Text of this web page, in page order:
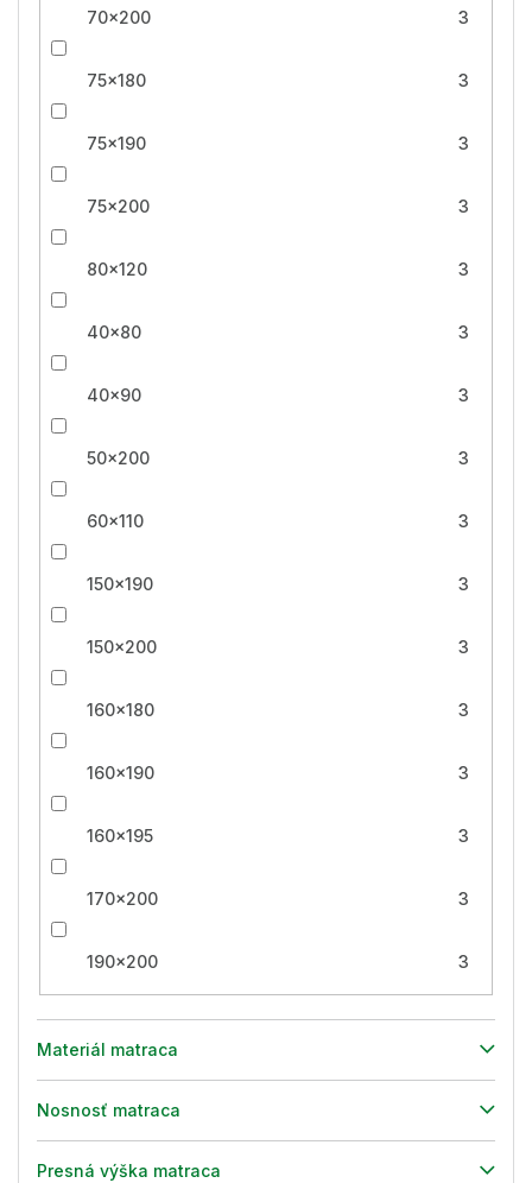
70x200 3
75x180 3
75x190 3
75x200 3
80x120 3
40x80 3
40x90 3
50x200 3
60x110 3
150x190 3
150x200 3
160x180 3
160x190 3
160x195 3
170x200 3
190x200 3
Materiál matraca
Nosnosť matraca
Presná výška matraca